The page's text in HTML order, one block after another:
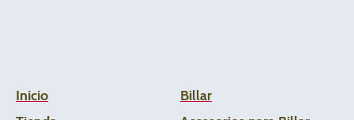
Inicio
Billar